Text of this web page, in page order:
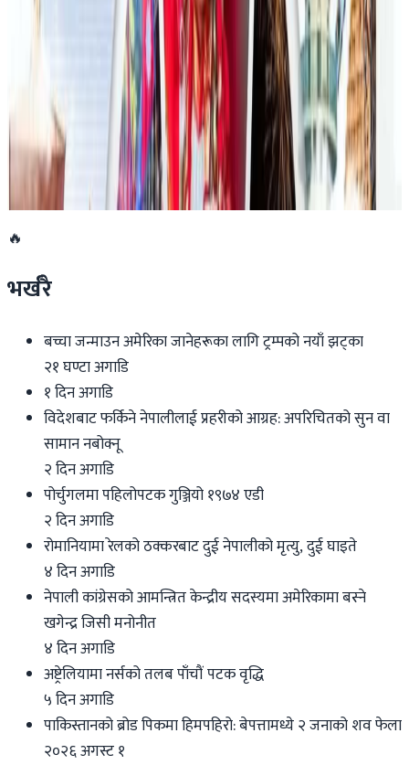
एनपिएल अष्ट्रेलियाको पाँचौं संस्करणमा कृष्ण कार्की
सबैभन्दा महँगा खेलाडी
२०२६ जुलाई १९
डार्विनमा नेपाल फेस्टिभल हुँदै
२०२६ जुन ११
🔥
भर्खरै
बच्चा जन्माउन अमेरिका जानेहरूका लागि ट्रम्पको नयाँ झट्का
२१ घण्टा अगाडि
१ दिन अगाडि
विदेशबाट फर्किने नेपालीलाई प्रहरीको आग्रह: अपरिचितको सुन वा
सामान नबोक्नू
२ दिन अगाडि
पोर्चुगलमा पहिलोपटक गुञ्जियो १९७४ एडी
२ दिन अगाडि
रोमानियामा रेलको ठक्करबाट दुई नेपालीको मृत्यु, दुई घाइते
४ दिन अगाडि
नेपाली कांग्रेसको आमन्त्रित केन्द्रीय सदस्यमा अमेरिकामा बस्ने
खगेन्द्र जिसी मनोनीत
४ दिन अगाडि
अष्ट्रेलियामा नर्सको तलब पाँचौं पटक वृद्धि
५ दिन अगाडि
पाकिस्तानको ब्रोड पिकमा हिमपहिरो: बेपत्तामध्ये २ जनाको शव फेला
२०२६ अगस्ट १